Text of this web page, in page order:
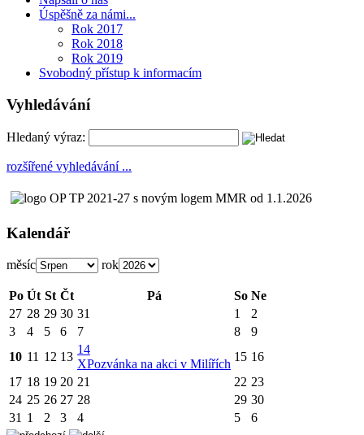
Úspěšně za námi...
Rok 2017
Rok 2018
Rok 2019
Svobodný přístup k informacím
Vyhledávání
Hledaný výraz:
rozšířené vyhledávání ...
Kalendář
měsíc rok
Po Út St Čt Pá So Ne
27 28 29 30 31 1
2
3
4 5 6 7 8
9
10 11 12 13
14
XPozvánka na akci v Milířích
15 16
17 18 19 20 21 22 23
24 25 26 27 28 29 30
31 1 2 3 4 5 6